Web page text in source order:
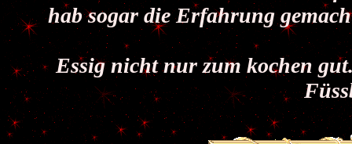
hab sogar die Erfahrung
Essig nicht nur zum kochen